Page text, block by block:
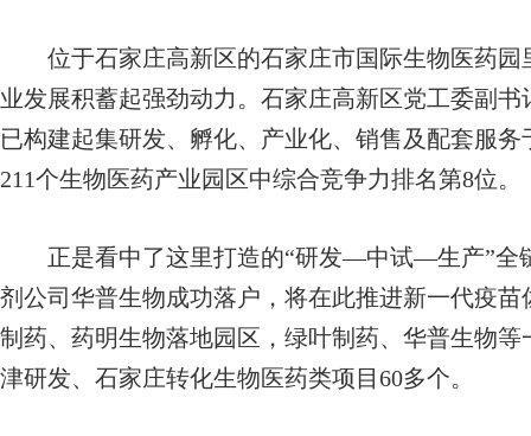
位于石家庄高新区的石家庄市国际生物医药园
业发展积蓄起强劲动力。石家庄高新区党工委副
已构建起集研发、孵化、产业化、销售及配套服
211个生物医药产业园区中综合竞争力排名第8位。
正是看中了这里打造的“研发—中试—生产”全
剂公司华普生物成功落户，将在此推进新一代疫
制药、药明生物落地园区，绿叶制药、华普生物
津研发、石家庄转化生物医药类项目60多个。